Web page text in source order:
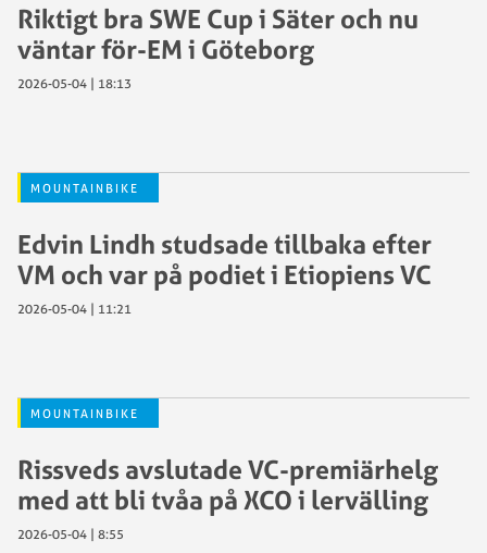
Riktigt bra SWE Cup i Säter och nu
väntar för-EM i Göteborg
2026-05-04 | 18:13
MOUNTAINBIKE
Edvin Lindh studsade tillbaka efter
VM och var på podiet i Etiopiens VC
2026-05-04 | 11:21
MOUNTAINBIKE
Rissveds avslutade VC-premiärhelg
med att bli tvåa på XCO i lervälling
2026-05-04 | 8:55